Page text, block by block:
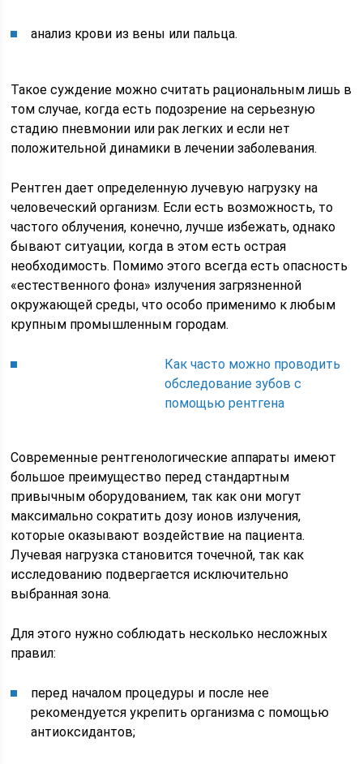
анализ крови из вены или пальца.
Такое суждение можно считать рациональным лишь в
том случае, когда есть подозрение на серьезную
стадию пневмонии или рак легких и если нет
положительной динамики в лечении заболевания.
Рентген дает определенную лучевую нагрузку на
человеческий организм. Если есть возможность, то
частого облучения, конечно, лучше избежать, однако
бывают ситуации, когда в этом есть острая
необходимость. Помимо этого всегда есть опасность
«естественного фона» излучения загрязненной
окружающей среды, что особо применимо к любым
крупным промышленным городам.
Как часто можно проводить
обследование зубов с
помощью рентгена
Современные рентгенологические аппараты имеют
большое преимущество перед стандартным
привычным оборудованием, так как они могут
максимально сократить дозу ионов излучения,
которые оказывают воздействие на пациента.
Лучевая нагрузка становится точечной, так как
исследованию подвергается исключительно
выбранная зона.
Для этого нужно соблюдать несколько несложных
правил:
перед началом процедуры и после нее
рекомендуется укрепить организма с помощью
антиоксидантов;